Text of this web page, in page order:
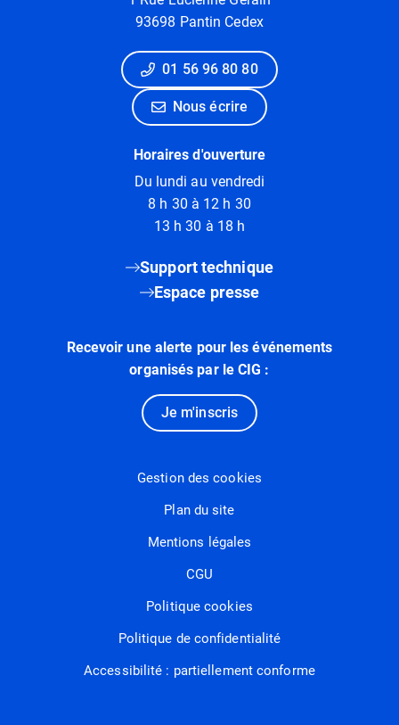
93698 Pantin Cedex
01 56 96 80 80
Nous écrire
Horaires d'ouverture
Du lundi au vendredi
8 h 30 à 12 h 30
13 h 30 à 18 h
Support technique
Espace presse
Recevoir une alerte pour les événements
organisés par le CIG :
Je m'inscris
Gestion des cookies
Plan du site
Mentions légales
CGU
Politique cookies
Politique de confidentialité
Accessibilité : partiellement conforme